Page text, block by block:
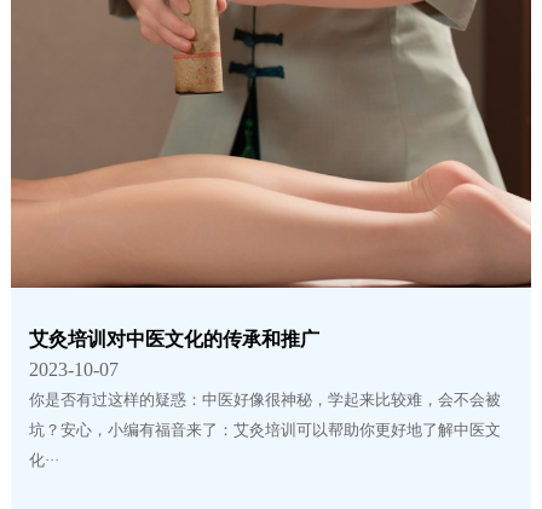
艾灸培训对中医文化的传承和推广
2023-10-07
你是否有过这样的疑惑：中医好像很神秘，学起来比较难，会不会被
坑？安心，小编有福音来了：艾灸培训可以帮助你更好地了解中医文
化···